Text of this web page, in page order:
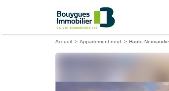
Accueil Appartement neuf Haute-Normandie